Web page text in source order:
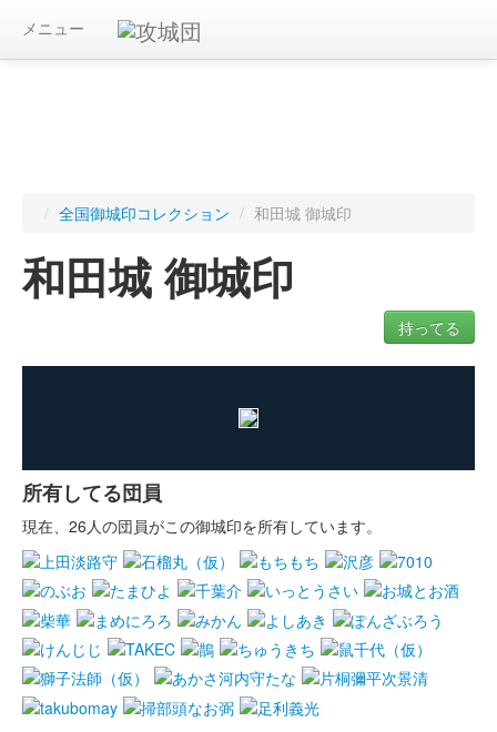
メニュー
/ 全国御城印コレクション / 和田城 御城印
和田城 御城印
持ってる
所有してる団員
現在、26人の団員がこの御城印を所有しています。